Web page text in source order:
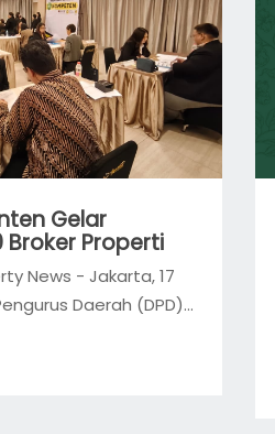
Gelar
Broker Properti
News - Jakarta, 17
Daerah (DPD)...